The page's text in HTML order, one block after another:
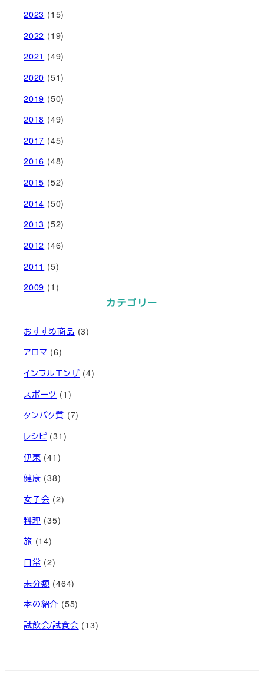
2023 (15)
2022 (19)
2021 (49)
2020 (51)
2019 (50)
2018 (49)
2017 (45)
2016 (48)
2015 (52)
2014 (50)
2013 (52)
2012 (46)
2011 (5)
2009 (1)
カテゴリー
おすすめ商品 (3)
アロマ (6)
インフルエンザ (4)
スポーツ (1)
タンパク質 (7)
レシピ(31)
伊東 (41)
健康 (38)
女子会 (2)
料理 (35)
旅 (14)
日常 (2)
未分類 (464)
本の紹介 (55)
試飲会/試食会 (13)